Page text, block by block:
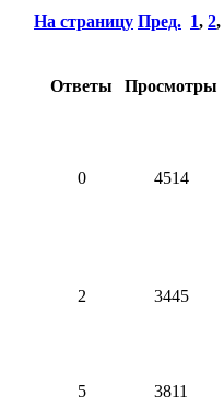
На страницу Пред. 1, 2,
Ответы Просмотры
0 4514
2 3445
5 3811